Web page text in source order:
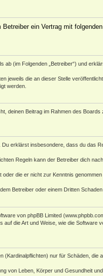
ein Vertrag mit
ab (im Folgenden „Betreiber“) und
jeweils die an dieser Stelle
werden.
deinen Beitrag im Rahmen des Boards
erklärst insbesondere, dass du das
Regeln kann der Betreiber dich
die er nicht zur Kenntnis
Betreiber oder einem Dritten Schaden
von phpBB Limited (
die Art und Weise, wie die Software
(Kardinalpflichten) nur für Schäden, die
von Leben, Körper und Gesundheit